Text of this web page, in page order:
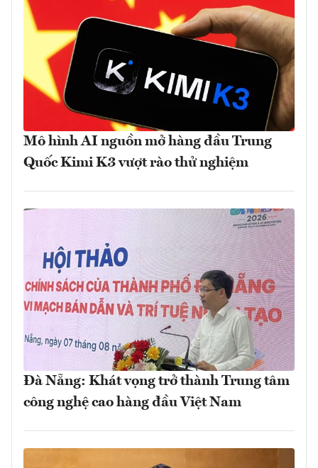
Mô hình AI nguồn mở hàng đầu Trung
Quốc Kimi K3 vượt rào thử nghiệm
Đà Nẵng: Khát vọng trở thành Trung tâm
công nghệ cao hàng đầu Việt Nam